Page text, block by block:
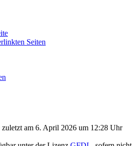
Seiten
zuletzt am 6. April 2026 um 12:28 Uhr